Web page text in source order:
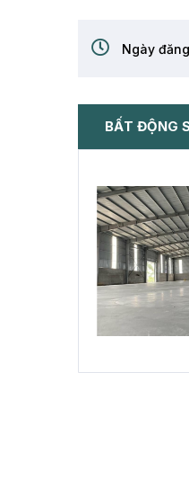
Ngày
BẤT ĐỘNG